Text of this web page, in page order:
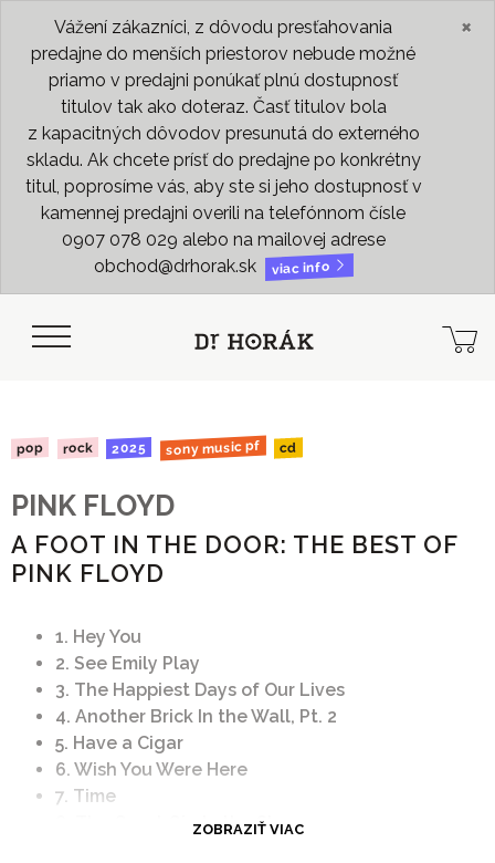
Vážení zákazníci, z dôvodu presťahovania
predajne do menších priestorov nebude možné
priamo v predajni ponúkať plnú dostupnosť
titulov tak ako doteraz. Časť titulov bola
z kapacitných dôvodov presunutá do externého
skladu. Ak chcete prísť do predajne po konkrétny
titul, poprosíme vás, aby ste si jeho dostupnosť v
kamennej predajni overili na telefónnom čísle
0907 078 029 alebo na mailovej adrese
obchod@drhorak.sk
viac info
×
pop rock 2025 sony music pf cd
PINK FLOYD
A FOOT IN THE DOOR: THE BEST OF
PINK FLOYD
1. Hey You
2. See Emily Play
3. The Happiest Days of Our Lives
4. Another Brick In the Wall, Pt. 2
5. Have a Cigar
6. Wish You Were Here
7. Time
8. The Great Gig In the Sky
ZOBRAZIŤ VIAC